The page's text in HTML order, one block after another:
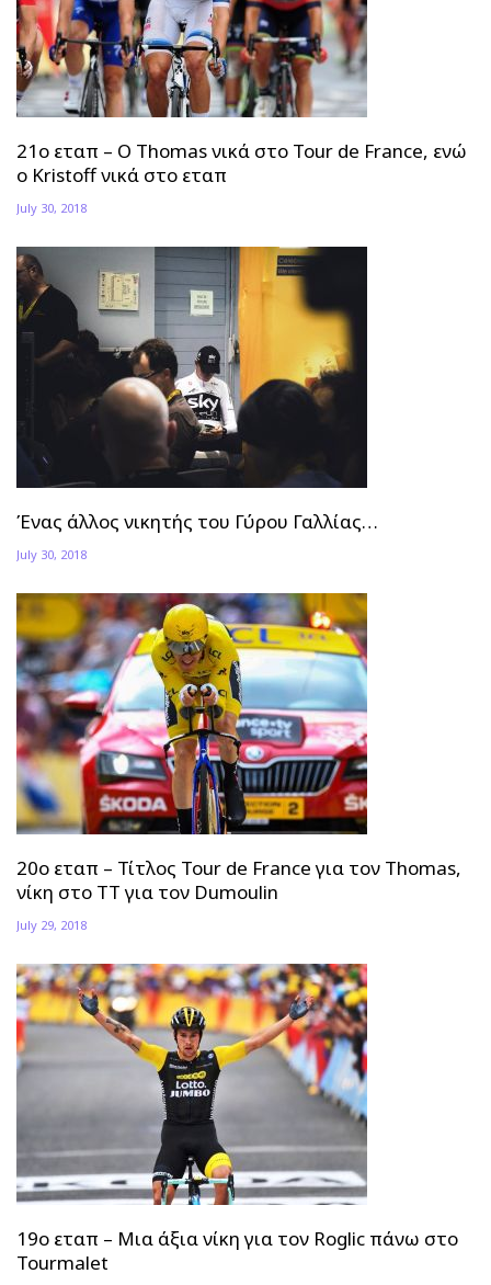
21ο εταπ – Ο Thomas νικά στο Tour de France, ενώ
ο Kristoff νικά στο εταπ
July 30, 2018
Ένας άλλος νικητής του Γύρου Γαλλίας…
July 30, 2018
20ο εταπ – Τίτλος Tour de France για τον Thomas,
νίκη στο ΤΤ για τον Dumoulin
July 29, 2018
19ο εταπ – Μια άξια νίκη για τον Roglic πάνω στο
Tourmalet